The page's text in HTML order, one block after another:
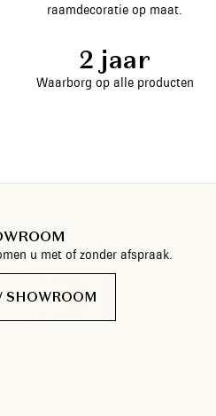
raamdecoratie op maat.
2 jaar
Waarborg op alle producten
u met of zonder afspraak.
SHOWROOM